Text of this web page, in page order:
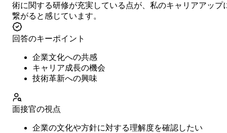
術に関する研修が充実している点が、私のキャリアアップ
繋がると感じています。
回答のキーポイント
企業文化への共感
キャリア成長の機会
技術革新への興味
面接官の視点
企業の文化や方針に対する理解度を確認したい